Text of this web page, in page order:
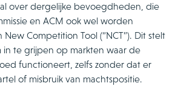
over dergelijke bevoegdheden, die
en ACM ook wel worden
Competition Tool (“NCT”). Dit stelt
in te grijpen op markten waar de
functioneert, zelfs zonder dat er
of misbruik van machtspositie.